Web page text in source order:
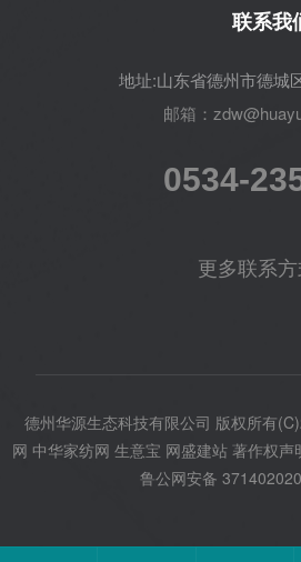
联系我
地址:山东省德州市德城
邮箱：
0534-
更多联系
德州华源生态科技有限公司 版权所有
网 中华家纺网 生意宝 网盛建站 著作权声
鲁公网安备